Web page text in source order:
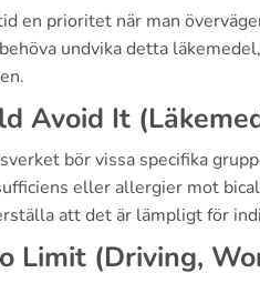
en prioritet när man
undvika detta
Avoid It
bör vissa specifika
eller allergier mot
att det är lämpligt för
Limit (Driving,